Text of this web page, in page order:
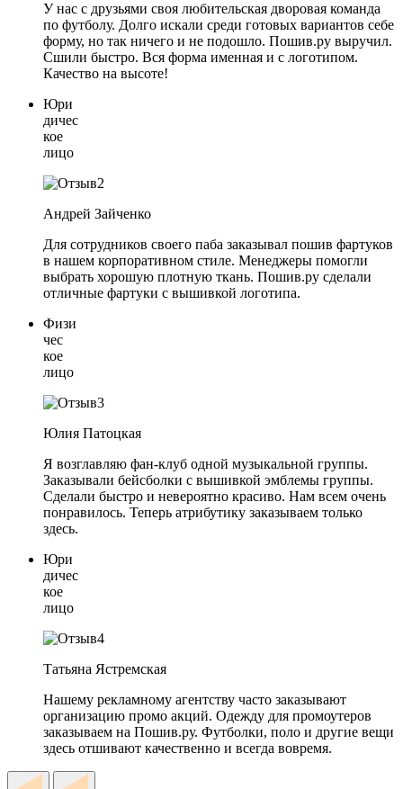
У нас с друзьями своя любительская дворовая команда
по футболу. Долго искали среди готовых вариантов себе
форму, но так ничего и не подошло. Пошив.ру выручил.
Сшили быстро. Вся форма именная и с логотипом.
Качество на высоте!
Юри
дичес
кое
лицо
Андрей Зайченко
Для сотрудников своего паба заказывал пошив фартуков
в нашем корпоративном стиле. Менеджеры помогли
выбрать хорошую плотную ткань. Пошив.ру сделали
отличные фартуки с вышивкой логотипа.
Физи
чес
кое
лицо
Юлия Патоцкая
Я возглавляю фан-клуб одной музыкальной группы.
Заказывали бейсболки с вышивкой эмблемы группы.
Сделали быстро и невероятно красиво. Нам всем очень
понравилось. Теперь атрибутику заказываем только
здесь.
Юри
дичес
кое
лицо
Татьяна Ястремская
Нашему рекламному агентству часто заказывают
организацию промо акций. Одежду для промоутеров
заказываем на Пошив.ру. Футболки, поло и другие вещи
здесь отшивают качественно и всегда вовремя.